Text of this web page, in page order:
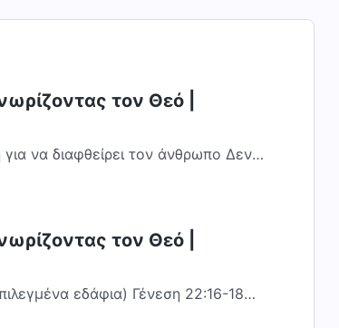
τον Θεό |
να διαφθείρει τον άνθρωπο Δεν
τον Θεό |
εδάφια) Γένεση 22:16-18